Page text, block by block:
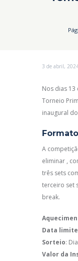
3 de abril,
Nos dias 13
Torneio
inaugural
Formato
A
eliminar ,
três sets
terceiro set
break.
Data
Sorteio:
Valor da